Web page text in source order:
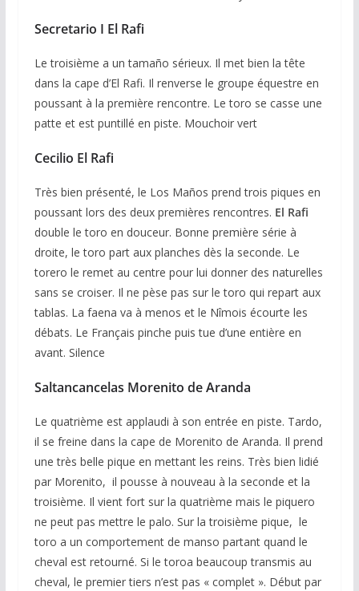
Secretario I El Rafi
Le troisième a un tamaño sérieux. Il met bien la tête
dans la cape d’El Rafi. Il renverse le groupe équestre en
poussant à la première rencontre. Le toro se casse une
patte et est puntillé en piste. Mouchoir vert
Cecilio El Rafi
Très bien présenté, le Los Maños prend trois piques en
poussant lors des deux premières rencontres. El Rafi
double le toro en douceur. Bonne première série à
droite, le toro part aux planches dès la seconde. Le
torero le remet au centre pour lui donner des naturelles
sans se croiser. Il ne pèse pas sur le toro qui repart aux
tablas. La faena va à menos et le Nîmois écourte les
débats. Le Français pinche puis tue d’une entière en
avant. Silence
Saltancancelas Morenito de Aranda
Le quatrième est applaudi à son entrée en piste. Tardo,
il se freine dans la cape de Morenito de Aranda. Il prend
une très belle pique en mettant les reins. Très bien lidié
par Morenito, il pousse à nouveau à la seconde et la
troisième. Il vient fort sur la quatrième mais le piquero
ne peut pas mettre le palo. Sur la troisième pique, le
toro a un comportement de manso partant quand le
cheval est retourné. Si le toroa beaucoup transmis au
cheval, le premier tiers n’est pas « complet ». Début par